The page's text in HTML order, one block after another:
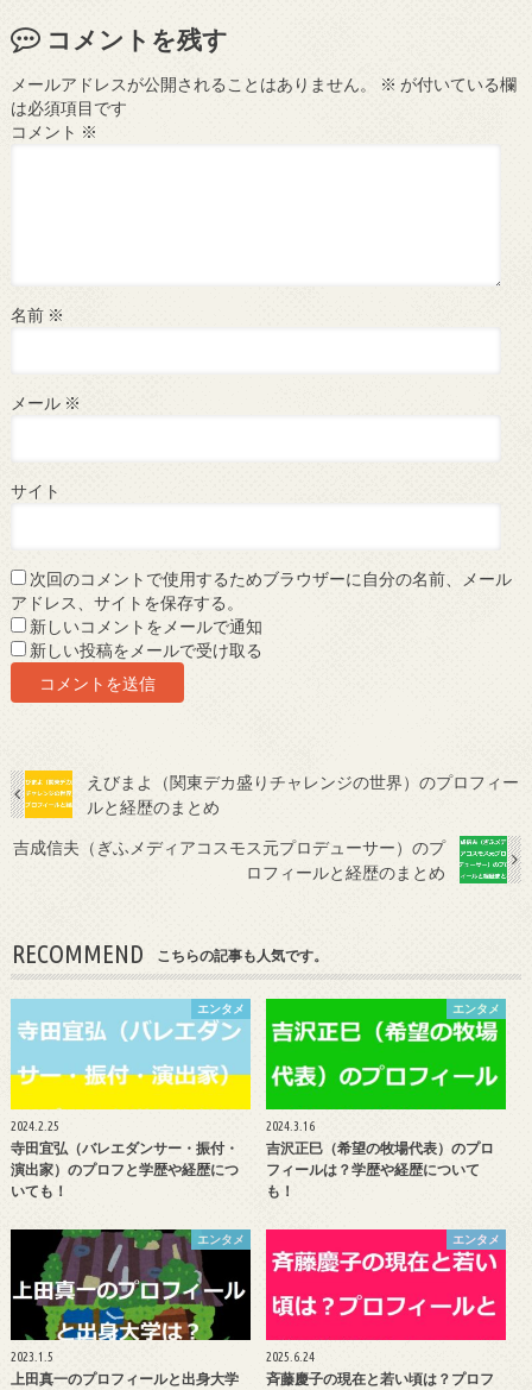
コメントを残す
メールアドレスが公開されることはありません。 ※ が付いている欄
は必須項目です
コメント ※
名前 ※
メール ※
サイト
次回のコメントで使用するためブラウザーに自分の名前、メール
アドレス、サイトを保存する。
新しいコメントをメールで通知
新しい投稿をメールで受け取る
えびまよ（関東デカ盛りチャレンジの世界）のプロフィー
ルと経歴のまとめ
吉成信夫（ぎふメディアコスモス元プロデューサー）のプ
ロフィールと経歴のまとめ
RECOMMEND こちらの記事も人気です。
エンタメ
2024.2.25
寺田宜弘（バレエダンサー・振付・
演出家）のプロフと学歴や経歴につ
いても！
エンタメ
2024.3.16
吉沢正巳（希望の牧場代表）のプロ
フィールは？学歴や経歴について
も！
エンタメ
2023.1.5
上田真一のプロフィールと出身大学
エンタメ
2025.6.24
斉藤慶子の現在と若い頃は？プロフ